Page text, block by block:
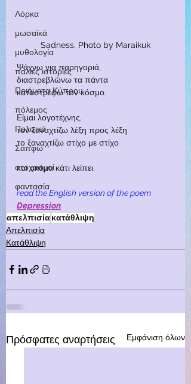
Λόρκα
μωσαϊκά
μυθολογία
παλιές ιστορίες
Ποιήματα Κύπρου
πόλεμος
Πολιτικά
Σαπφώ
στοχασμοί
φαντασία
Sadness, Photo by Maraikuk
Ψάχνω για παρηγοριά,
διαστρεβλώνω τα πάντα
καταστρέφω τον κόσμο.
Είμαι λογοτέχνης,
τον ξαναχτίζω λέξη προς λέξη
το ξαναχτίζω στίχο με στίχο
και ακόμα κάτι λείπει.
read the English version of the poem
Depression
απελπισίακατάθλιψη
Απελπισία
Κατάθλιψη
Πρόσφατες αναρτήσεις Εμφάνιση όλων